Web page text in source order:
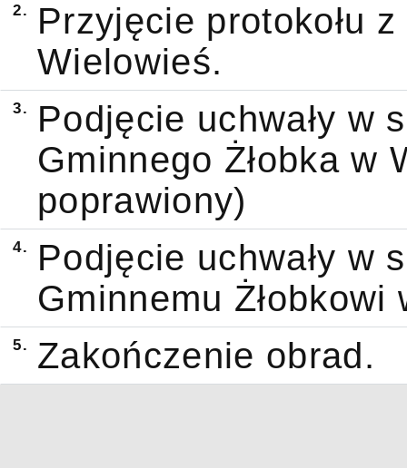
2.
Przyjęcie protokołu
Wielowieś.
3.
Podjęcie uchwały w
Gminnego Żłobka w
poprawiony)
4.
Podjęcie uchwały w
Gminnemu
5. Zakończenie obrad.